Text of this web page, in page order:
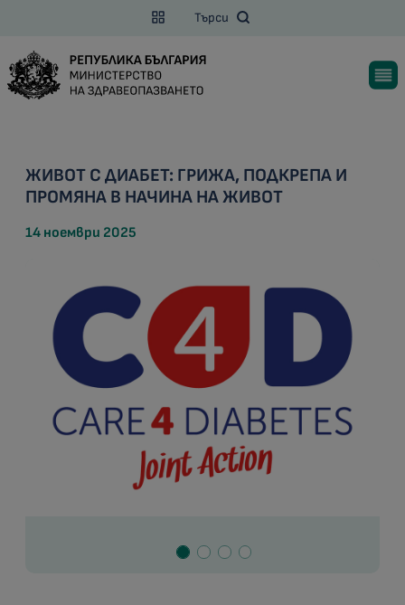
Търси
ЖИВОТ С ДИАБЕТ: ГРИЖА, ПОДКРЕПА И
ПРОМЯНА В НАЧИНА НА ЖИВОТ
14 ноември 2025